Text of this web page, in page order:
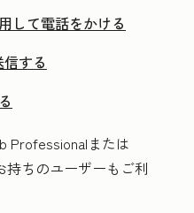
して電話をかける
する
Professional または
持ちのユーザーもご利